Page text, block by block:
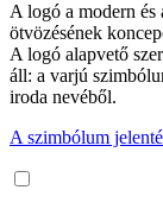
A logó a modern és
ötvözésének
A logó alapvető
áll: a varjú
iroda nevéből.
A szimbólum